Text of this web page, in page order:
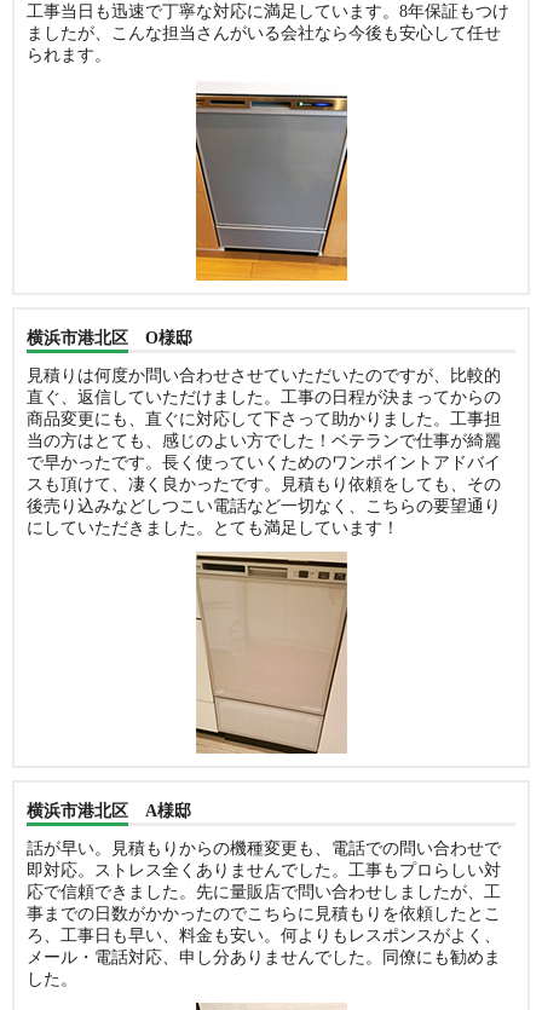
工事当日も迅速で丁寧な対応に満足しています。8年保証もつけ
ましたが、こんな担当さんがいる会社なら今後も安心して任せ
られます。
横浜市港北区 O様邸
見積りは何度か問い合わせさせていただいたのですが、比較的
直ぐ、返信していただけました。工事の日程が決まってからの
商品変更にも、直ぐに対応して下さって助かりました。工事担
当の方はとても、感じのよい方でした！ベテランで仕事が綺麗
で早かったです。長く使っていくためのワンポイントアドバイ
スも頂けて、凄く良かったです。見積もり依頼をしても、その
後売り込みなどしつこい電話など一切なく、こちらの要望通り
にしていただきました。とても満足しています！
横浜市港北区 A様邸
話が早い。見積もりからの機種変更も、電話での問い合わせで
即対応。ストレス全くありませんでした。工事もプロらしい対
応で信頼できました。先に量販店で問い合わせしましたが、工
事までの日数がかかったのでこちらに見積もりを依頼したとこ
ろ、工事日も早い、料金も安い。何よりもレスポンスがよく、
メール・電話対応、申し分ありませんでした。同僚にも勧めま
した。